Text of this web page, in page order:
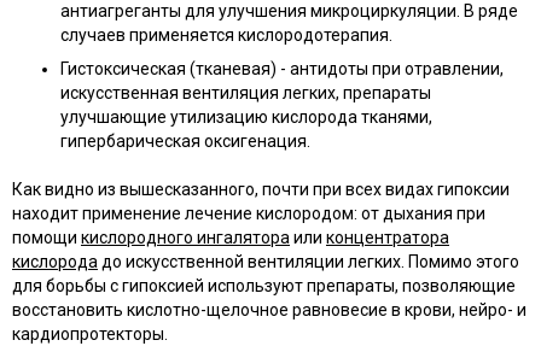
антиагреганты для улучшения микроциркуляции. В ряде
случаев применяется кислородотерапия.
Гистоксическая (тканевая) - антидоты при отравлении,
искусственная вентиляция легких, препараты
улучшающие утилизацию кислорода тканями,
гипербарическая оксигенация.
Как видно из вышесказанного, почти при всех видах гипоксии
находит применение лечение кислородом: от дыхания при
помощи кислородного ингалятораили концентратора
кислородадо искусственной вентиляции легких. Помимо этого
для борьбы с гипоксией используют препараты, позволяющие
восстановить кислотно-щелочное равновесие в крови, нейро- и
кардиопротекторы.